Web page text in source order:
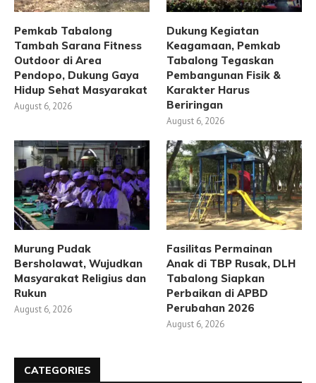
Pemkab Tabalong
Tambah Sarana Fitness
Outdoor di Area
Pendopo, Dukung Gaya
Hidup Sehat Masyarakat
August 6, 2026
Dukung Kegiatan
Keagamaan, Pemkab
Tabalong Tegaskan
Pembangunan Fisik &
Karakter Harus
Beriringan
August 6, 2026
Murung Pudak
Bersholawat, Wujudkan
Masyarakat Religius dan
Rukun
August 6, 2026
Fasilitas Permainan
Anak di TBP Rusak, DLH
Tabalong Siapkan
Perbaikan di APBD
Perubahan 2026
August 6, 2026
CATEGORIES